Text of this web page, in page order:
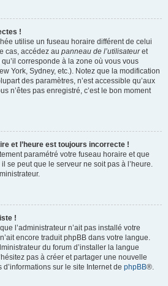
!
utilise un fuseau horaire différent de celui
cas, accédez au panneau de l’utilisateuret
corresponde à la zone où vous vous
York, Sydney, etc.). Notez que la modification
des paramètres, n’est accessible qu’aux
n’êtes pas enregistré, c’est le bon moment
et l’heure est toujours incorrecte !
paramétré votre fuseau horaire et que
se peut que le serveur ne soit pas à l’heure.
!
l’administrateur n’ait pas installé votre
encore traduit phpBB dans votre langue.
du forum d’installer la langue
pas à créer et partager une nouvelle
sur le site Internet de phpBB®.